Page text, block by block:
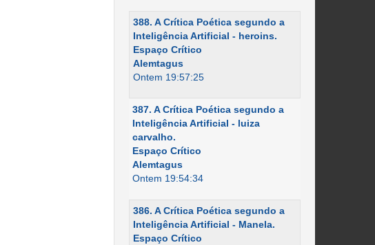
388. A Crítica Poética segundo a
Inteligência Artificial - heroins.
Espaço Crítico
Alemtagus
Ontem 19:57:25
387. A Crítica Poética segundo a
Inteligência Artificial - luiza
carvalho.
Espaço Crítico
Alemtagus
Ontem 19:54:34
386. A Crítica Poética segundo a
Inteligência Artificial - Manela.
Espaço Crítico